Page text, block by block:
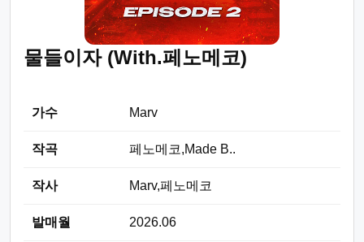
물들이자 (With.페노메코)
가수 Marv
작곡 페노메코,Made B..
작사 Marv,페노메코
발매월 2026.06